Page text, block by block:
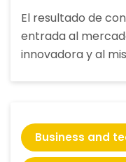
El resultado de
entrada al
innovadora y al
Business and